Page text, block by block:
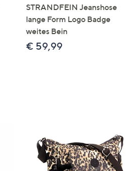
STRANDFEIN Jeanshose
lange Form Logo Badge
weites Bein
€ 59,99